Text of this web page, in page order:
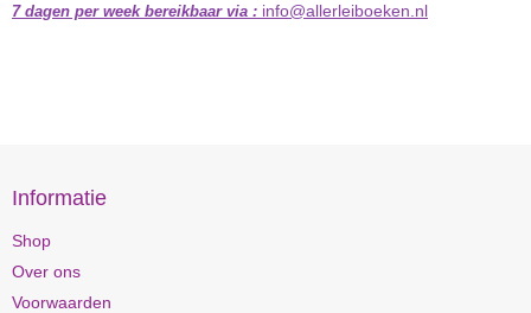
7 dagen per week bereikbaar via : info@allerleiboeken.nl
Informatie
Shop
Over ons
Voorwaarden